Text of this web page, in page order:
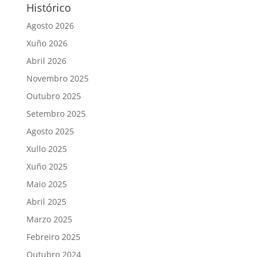
Histórico
Agosto 2026
Xuño 2026
Abril 2026
Novembro 2025
Outubro 2025
Setembro 2025
Agosto 2025
Xullo 2025
Xuño 2025
Maio 2025
Abril 2025
Marzo 2025
Febreiro 2025
Outubro 2024